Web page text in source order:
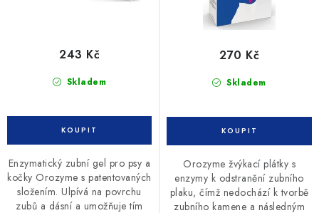
Skladem
243 Kč
Enzymatický zubní gel pro psy a
kočky Orozyme s patentovaných
složením. Ulpívá na povrchu
zubů a dásní a umožňuje tím
Skladem
270 Kč
Orozyme žvýkací plátky s
enzymy k odstranění zubního
plaku, čímž nedochází k tvorbě
zubního kamene a následným